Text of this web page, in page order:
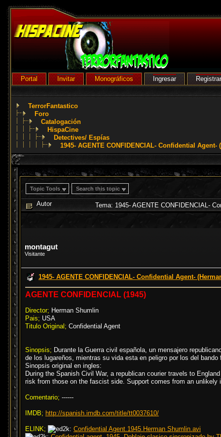
Portal Invitar Monográficos Ingresar
TerrorFantastico
Foro
Catalogación
HispaCine
Detectives/ Espías
1945- AGENTE CONFIDENCIAL- Confidential
Topic Tools Search this topic
Autor Tema: 1945- AGENTE CONFIDENCIAL-
montagut
Visitante
1945- AGENTE CONFIDENCIAL- Confidential Agent-
AGENTE CONFIDENCIAL (1945)
Director; Herman Shumlin
Pais; USA
Titulo Original; Confidential Agent
Sinopsis; Durante la Guerra civil española, un mensajero
de los lugareños, mientras su vida esta en peligro por los del
Sinopsis original en ingles:
During the Spanish Civil War, a republican courier travels to
risk from those on the fascist side. Support comes from an unlikely
Comentario; ------
IMDB; http://spanish.imdb.com/title/tt0037610/
ELINK;
Confidential Agent.1945.Herman Shumlin.avi